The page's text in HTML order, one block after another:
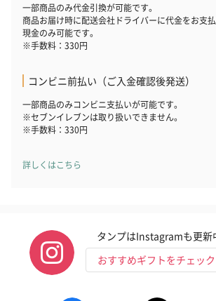
一部商品のみ代金引換が可能です。
商品お届け時に配送会社ドライバーに代金をお支
現金のみ可能です。
※手数料：330円
コンビニ前払い（ご入金確認後発送）
一部商品のみコンビニ支払いが可能です。
※セブンイレブンは取り扱いできません。
※手数料：330円
詳しくはこちら
タンプはInstagramも更新
おすすめギフトをチェック